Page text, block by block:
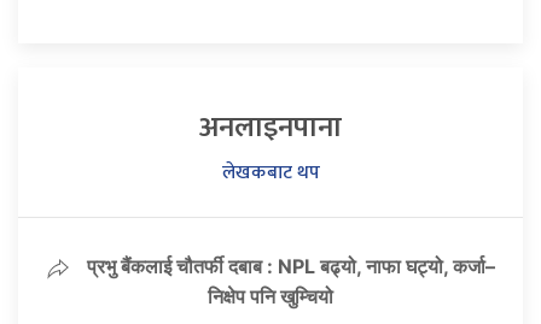
अनलाइनपाना
लेखकबाट थप
प्रभु बैंकलाई चौतर्फी दबाब : NPL बढ्यो, नाफा घट्यो, कर्जा–
निक्षेप पनि खुम्चियो